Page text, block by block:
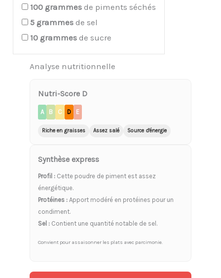
100 grammes de piments séchés
5 grammes de sel
10 grammes de sucre
Analyse nutritionnelle
Nutri-Score D
A B C D E
Riche en graisses Assez salé Source d'énergie
Synthèse express
Profil : Cette poudre de piment est assez
énergétique.
Protéines : Apport modéré en protéines pour un
condiment.
Sel : Contient une quantité notable de sel.
Convient pour assaisonner les plats avec parcimonie.